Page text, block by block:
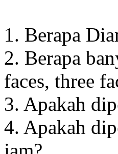
1. Berapa
2. Berapa
faces, three
3. Apakah
4. Apakah